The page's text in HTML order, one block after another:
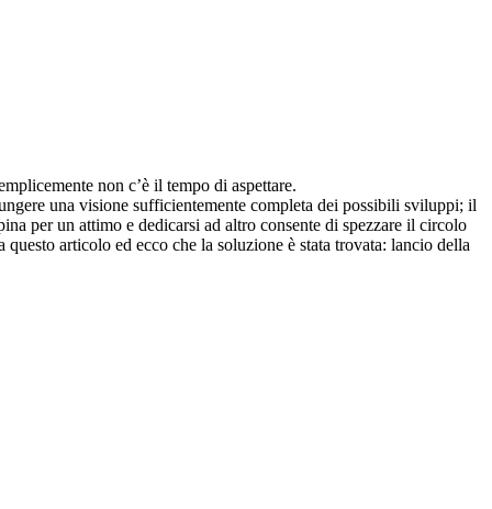
non c’è il tempo di aspettare.
una visione sufficientemente completa dei possibili sviluppi; il
per un attimo e dedicarsi ad altro consente di spezzare il circolo
articolo ed ecco che la soluzione è stata trovata: lancio della